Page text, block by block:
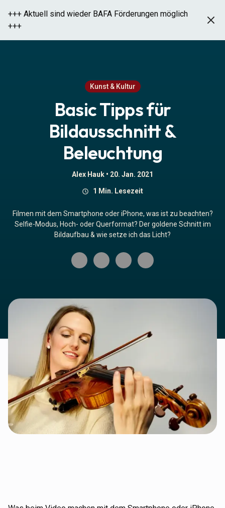
+++ Aktuell sind wieder BAFA Förderungen möglich
+++
Kunst & Kultur
Basic Tipps für
Bildausschnitt &
Beleuchtung
Alex Hauk • 20. Jan. 2021
1 Min. Lesezeit
Filmen mit dem Smartphone oder iPhone, was ist zu beachten?
Selfie-Modus, Hoch- oder Querformat? Der goldene Schnitt im
Bildaufbau & wie setze ich das Licht?